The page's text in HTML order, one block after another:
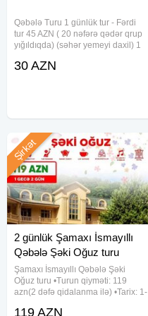
Qəbələ Turu 1 günlük tur - Fərdi
tur 45 AZN ( 20 nəfərə qədər qrup
yığıldıqda) (səhər yemeyi daxil) 1
nəfərə qədər qrup yığıldıqda)
30 AZN
2 günlük Şamaxı İsmayıllı
Qəbələ Şəki Oğuz turu
Şamaxı İsmayıllı Qəbələ Şəki
Oğuz turu •Turun qiyməti: 119
azn(2 dəfə qidalanma ilə) •Tarix: 1-
Şirkət
119 AZN